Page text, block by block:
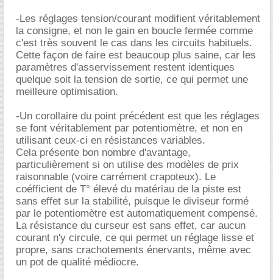
-Les réglages tension/courant modifient véritablement
la consigne, et non le gain en boucle fermée comme
c'est très souvent le cas dans les circuits habituels.
Cette façon de faire est beaucoup plus saine, car les
paramètres d'asservissement restent identiques
quelque soit la tension de sortie, ce qui permet une
meilleure optimisation.
-Un corollaire du point précédent est que les réglages
se font véritablement par potentiomètre, et non en
utilisant ceux-ci en résistances variables.
Cela présente bon nombre d'avantage,
particulièrement si on utilise des modèles de prix
raisonnable (voire carrément crapoteux). Le
coéfficient de T° élevé du matériau de la piste est
sans effet sur la stabilité, puisque le diviseur formé
par le potentiomètre est automatiquement compensé.
La résistance du curseur est sans effet, car aucun
courant n'y circule, ce qui permet un réglage lisse et
propre, sans crachotements énervants, même avec
un pot de qualité médiocre.